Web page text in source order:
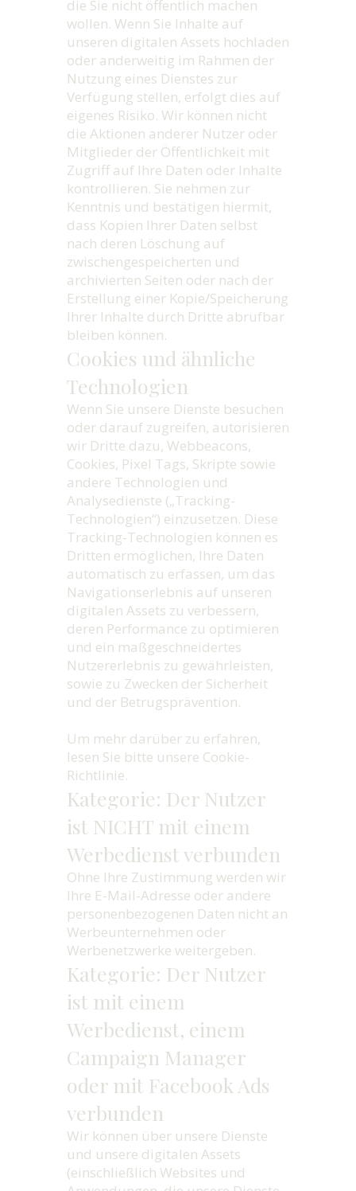
die Sie nicht öffentlich machen
wollen. Wenn Sie Inhalte auf
unseren digitalen Assets hochladen
oder anderweitig im Rahmen der
Nutzung eines Dienstes zur
Verfügung stellen, erfolgt dies auf
eigenes Risiko. Wir können nicht
die Aktionen anderer Nutzer oder
Mitglieder der Öffentlichkeit mit
Zugriff auf Ihre Daten oder Inhalte
kontrollieren. Sie nehmen zur
Kenntnis und bestätigen hiermit,
dass Kopien Ihrer Daten selbst
nach deren Löschung auf
zwischengespeicherten und
archivierten Seiten oder nach der
Erstellung einer Kopie/Speicherung
Ihrer Inhalte durch Dritte abrufbar
bleiben können.
Cookies und ähnliche
Technologien
Wenn Sie unsere Dienste besuchen
oder darauf zugreifen, autorisieren
wir Dritte dazu, Webbeacons,
Cookies, Pixel Tags, Skripte sowie
andere Technologien und
Analysedienste („Tracking-
Technologien“) einzusetzen. Diese
Tracking-Technologien können es
Dritten ermöglichen, Ihre Daten
automatisch zu erfassen, um das
Navigationserlebnis auf unseren
digitalen Assets zu verbessern,
deren Performance zu optimieren
und ein maßgeschneidertes
Nutzererlebnis zu gewährleisten,
sowie zu Zwecken der Sicherheit
und der Betrugsprävention.
Um mehr darüber zu erfahren,
lesen Sie bitte unsere Cookie-
Richtlinie.
Kategorie: Der Nutzer
ist NICHT mit einem
Werbedienst verbunden
Ohne Ihre Zustimmung werden wir
Ihre E-Mail-Adresse oder andere
personenbezogenen Daten nicht an
Werbeunternehmen oder
Werbenetzwerke weitergeben.
Kategorie: Der Nutzer
ist mit einem
Werbedienst, einem
Campaign Manager
oder mit Facebook Ads
verbunden
Wir können über unsere Dienste
und unsere digitalen Assets
(einschließlich Websites und